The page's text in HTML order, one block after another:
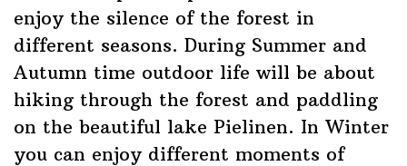
enjoy the silence of the forest in
different seasons. During Summer and
Autumn time outdoor life will be about
hiking through the forest and paddling
on the beautiful lake Pielinen. In Winter
you can enjoy different moments of